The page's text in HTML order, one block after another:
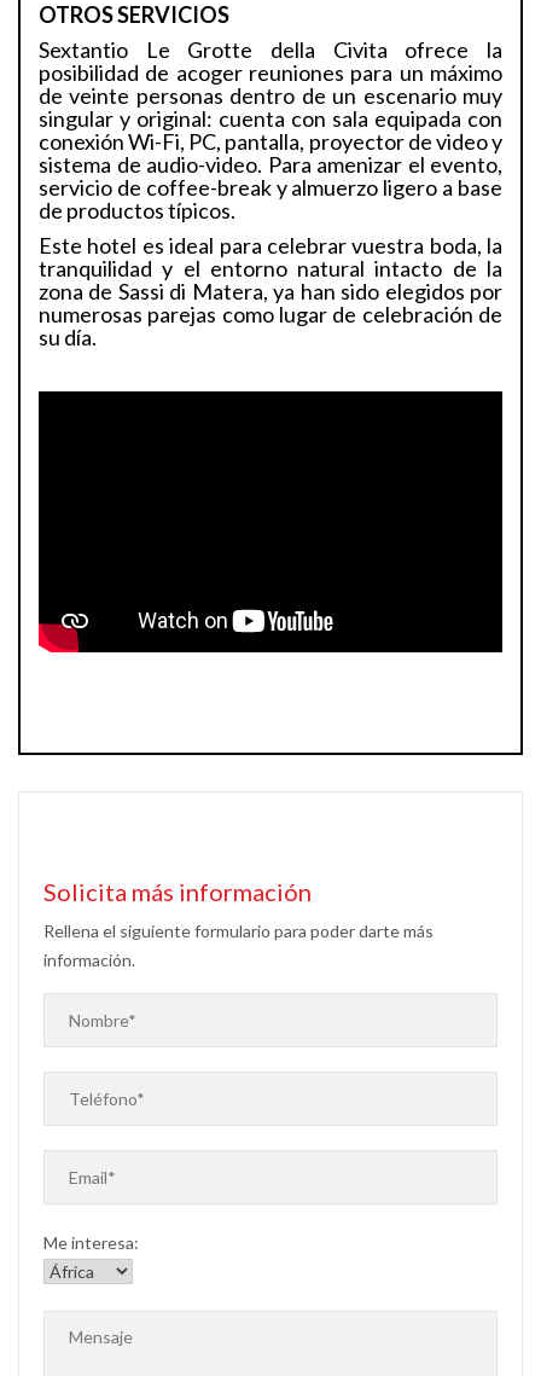
OTROS SERVICIOS
Sextantio Le Grotte della Civita ofrece la
posibilidad de acoger reuniones para un máximo
de veinte personas dentro de un escenario muy
singular y original: cuenta con sala equipada con
conexión Wi-Fi, PC, pantalla, proyector de video y
sistema de audio-video. Para amenizar el evento,
servicio de coffee-break y almuerzo ligero a base
de productos típicos.
Este hotel es ideal para celebrar vuestra boda, la
tranquilidad y el entorno natural intacto de la
zona de Sassi di Matera, ya han sido elegidos por
numerosas parejas como lugar de celebración de
su día.
Solicita más información
Rellena el siguiente formulario para poder darte más
información.
Me interesa: